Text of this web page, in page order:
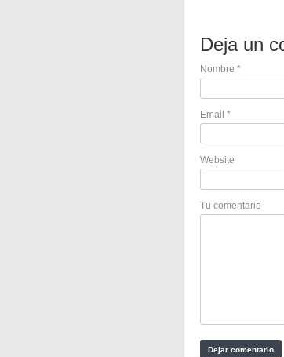
Deja un
Nombre *
Email *
Website
Tu comentario